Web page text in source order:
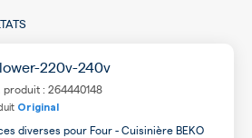
220v-240v
produit : 264440148
Original
diverses pour Four - Cuisinière BEKO